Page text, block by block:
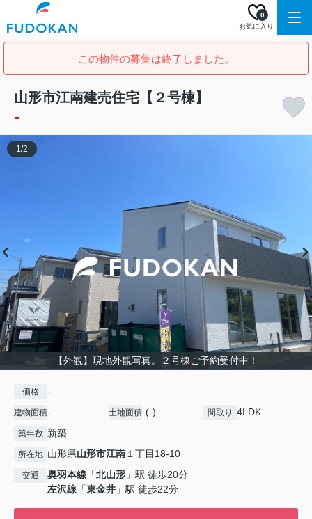
お気に入り
0
この物件の募集は終了しました。
山形市江南建売住宅【２号棟】
-
【外観】現地外観写真。２号棟ご予約受付中！
1/2
価格 -
建物面積- 土地面積-(-) 間取り 4LDK
築年数 新築
所在地 山形県山形市江南１丁目18-10
交通 奥羽本線 「北山形 」駅 徒歩20分
左沢線 「東金井 」駅 徒歩22分